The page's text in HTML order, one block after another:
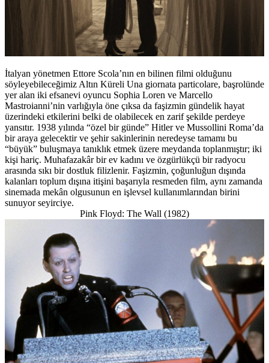
İtalyan yönetmen Ettore Scola’nın en bilinen filmi olduğunu
söyleyebileceğimiz Altın Küreli Una giornata particolare, başrolünde
yer alan iki efsanevi oyuncu Sophia Loren ve Marcello
Mastroianni’nin varlığıyla öne çıksa da faşizmin gündelik hayat
üzerindeki etkilerini belki de olabilecek en zarif şekilde perdeye
yansıtır. 1938 yılında “özel bir günde” Hitler ve Mussollini Roma’da
bir araya gelecektir ve şehir sakinlerinin neredeyse tamamı bu
“büyük” buluşmaya tanıklık etmek üzere meydanda toplanmıştır; iki
kişi hariç. Muhafazakâr bir ev kadını ve özgürlükçü bir radyocu
arasında sıkı bir dostluk filizlenir. Faşizmin, çoğunluğun dışında
kalanları toplum dışına itişini başarıyla resmeden film, aynı zamanda
sinemada mekân olgusunun en işlevsel kullanımlarından birini
sunuyor seyirciye.
Pink Floyd: The Wall (1982)